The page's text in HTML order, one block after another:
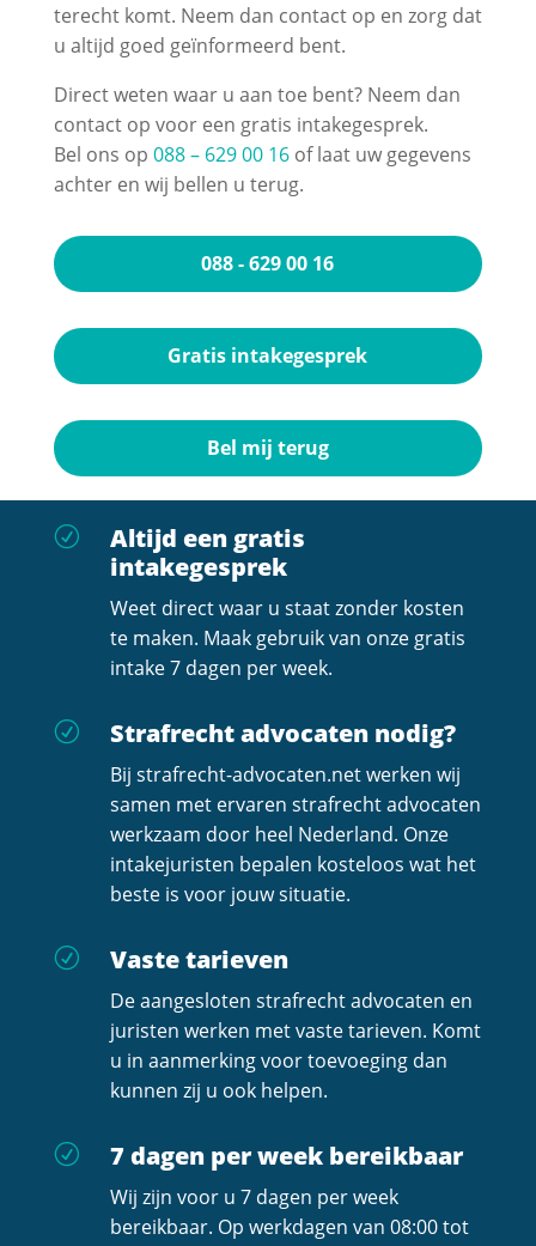
terecht komt. Neem dan contact op en zorg dat
u altijd goed geïnformeerd bent.
Direct weten waar u aan toe bent? Neem dan
contact op voor een gratis intakegesprek.
Bel ons op 088 – 629 00 16of laat uw gegevens
achter en wij bellen u terug.
088 - 629 00 16
Gratis intakegesprek
Bel mij terug
R
Altijd een gratis
intakegesprek
Weet direct waar u staat zonder kosten
te maken. Maak gebruik van onze gratis
intake 7 dagen per week.
R Strafrecht advocaten nodig?
Bij strafrecht-advocaten.net werken wij
samen met ervaren strafrecht advocaten
werkzaam door heel Nederland. Onze
intakejuristen bepalen kosteloos wat het
beste is voor jouw situatie.
R Vaste tarieven
De aangesloten strafrecht advocaten en
juristen werken met vaste tarieven. Komt
u in aanmerking voor toevoeging dan
kunnen zij u ook helpen.
R 7 dagen per week bereikbaar
Wij zijn voor u 7 dagen per week
bereikbaar. Op werkdagen van 08:00 tot